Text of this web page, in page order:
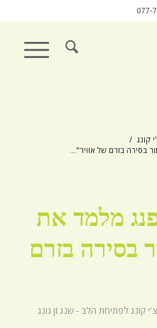
077-
קונג /
בסירה בזרם של אוויר"...
מלמד את
בסירה בזרם
צ'י קונג לפתיחת הלב - שנג זן גונג